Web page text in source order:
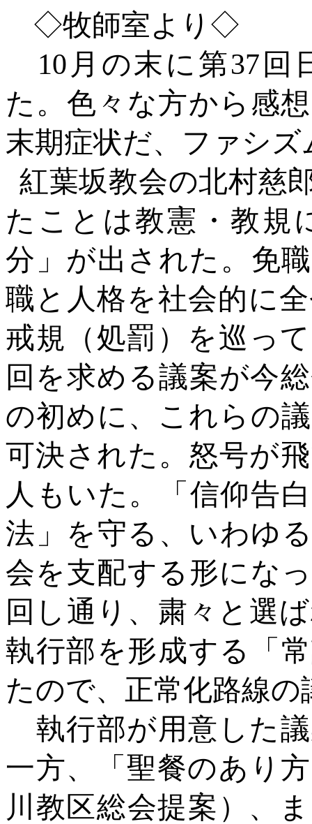
◇牧師室よ り ◇
10月の末に第37回
た。色々な方から感
末期症状だ、ファシ
紅葉坂教会の北村慈
たことは教憲・教規
分」が出された。免
職と人格を社会的に
戒規（処罰）を巡っ
回を求める議案が今
の初めに、これらの
可決された。怒号が
人もいた。「信仰告
法」を守る、いわゆ
会を支配する形にな
回し通り、粛々と選
執行部を形成する「
たので、正常化路線
執行部が用意した
一方、「聖餐のあり
川教区総会提案）、